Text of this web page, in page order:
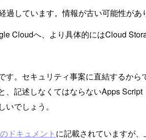
過しています。情報が古い可能性があ
Cloudへ、より具体的にはCloud
。セキュリティ事案に直結するから
、記述しなくてはならないApps
でしょう。
ドキュメント に記載されていますが